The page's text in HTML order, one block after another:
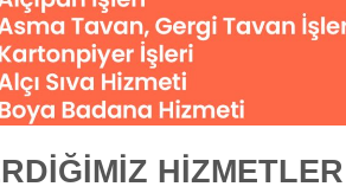
HİZMETLER